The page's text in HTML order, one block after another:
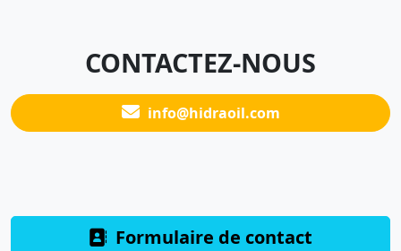
CONTACTEZ-NOUS
info@hidraoil.com
Formulaire de contact